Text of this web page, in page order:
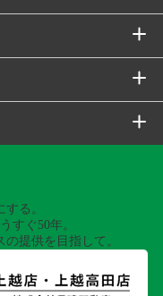
る。
すぐ50年。
提供を目指して。